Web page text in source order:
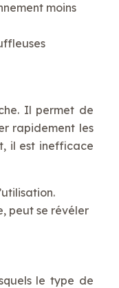
moins
Il permet de
rapidement les
il est inefficace
peut se révéler
le type de